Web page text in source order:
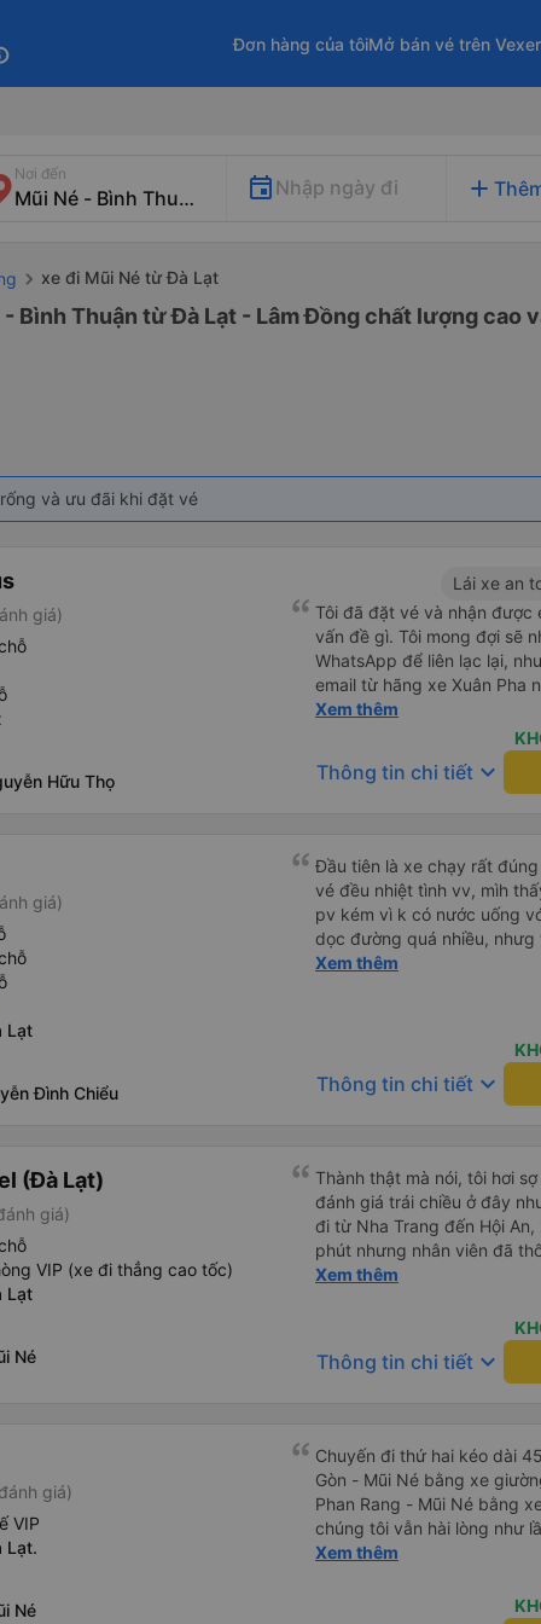
Đơn hàng của tôiMở bán vé trên
Nơi đến
Nhập ngày đi add
xe đi Mũi Né từ Đà Lạt
Bình Thuận từ Đà Lạt - Lâm Đồng chất lượng cao
và ưu đãi khi đặt vé
giá)
Hữu Thọ
Lái xe an
Tôi đã đặt vé và nhận được
vấn đề gì. Tôi mong đợi sẽ
WhatsApp để liên lạc lại,
email từ hãng xe Xuân Pha
tôi vì tôi không có số điện
ảnh của vợ chồng tôi, và
lắng. Email cũng yêu cầu
phút trước giờ khởi hành.
sẽ, rất thoải mái và tài xế
vé với Xuân Pha lần nữa.
Xem thêm
Thông tin chi tiết keyboard_arrow_down
giá)
Lạt
Đình Chiểu
Đầu tiên là xe chạy rất
vé đều nhiệt tình vv, mìh
pv kém vì k có nước uống
dọc đường quá nhiều,
200k xe giường nằm máy
ngta sẽ vô cùng khó chịu
cuối là mìh rất hài lòng với
nuông chiều ng bị say sóng
Xem thêm
Thông tin chi tiết keyboard_arrow_down
(Đà Lạt)
giá)
VIP (xe đi thẳng cao tốc)
Lạt
Né
Thành thật mà nói, tôi hơi
đánh giá trái chiều ở đây
đi từ Nha Trang đến Hội
phút nhưng nhân viên đã
phút. Nhân viên bên trong
phí cùng đồ ăn nhẹ. Cabin
ổn ngay cả với tôi (184
nhiều nhưng đừng mong
hứa. Tôi không biết liệu
người khác cực kỳ xui xẻo
thể xảy ra nhưng tôi sẽ đi
Xem thêm
Thông tin chi tiết keyboard_arrow_down
giá)
VIP
Lạt.
Né
Chuyến đi thứ hai kéo dài
Gòn - Mũi Né bằng xe
Phan Rang - Mũi Né bằng
chúng tôi vẫn hài lòng như
nghiệp, nhân viên vô cùng
nồng nhiệt cùng cung cấp
Xem thêm